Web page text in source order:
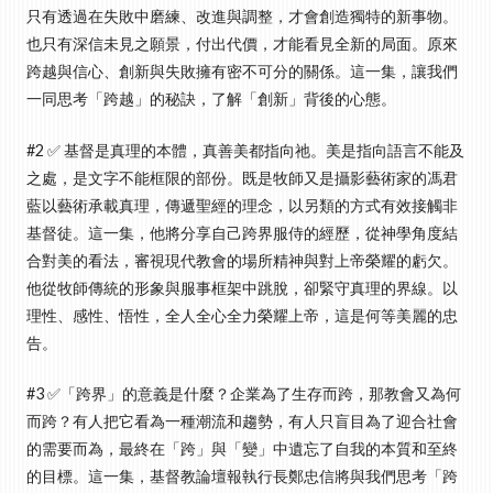
只有透過在失敗中磨練、改進與調整，才會創造獨特的新事物。
也只有深信未見之願景，付出代價，才能看見全新的局面。原來
跨越與信心、創新與失敗擁有密不可分的關係。這一集，讓我們
一同思考「跨越」的秘訣，了解「創新」背後的心態。
#2 ✅ 基督是真理的本體，真善美都指向祂。美是指向語言不能及
之處，是文字不能框限的部份。既是牧師又是攝影藝術家的馮君
藍以藝術承載真理，傳遞聖經的理念，以另類的方式有效接觸非
基督徒。這一集，他將分享自己跨界服侍的經歷，從神學角度結
合對美的看法，審視現代教會的場所精神與對上帝榮耀的虧欠。
他從牧師傳統的形象與服事框架中跳脫，卻緊守真理的界線。以
理性、感性、悟性，全人全心全力榮耀上帝，這是何等美麗的忠
告。
#3 ✅「跨界」的意義是什麼？企業為了生存而跨，那教會又為何
而跨？有人把它看為一種潮流和趨勢，有人只盲目為了迎合社會
的需要而為，最終在「跨」與「變」中遺忘了自我的本質和至終
的目標。這一集，基督教論壇報執行長鄭忠信將與我們思考「跨